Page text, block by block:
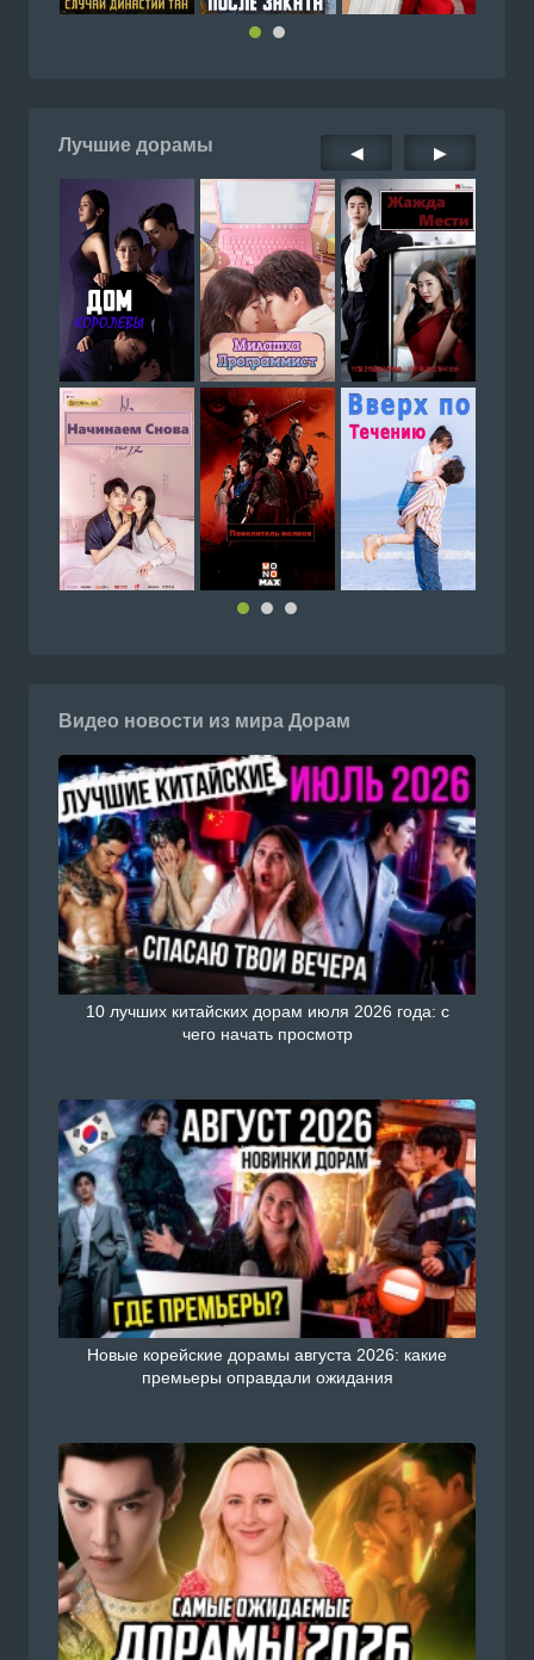
Лучшие дорамы ◀ ▶
Видео новости из мира Дорам
10 лучших китайских дорам июля 2026 года: с
чего начать просмотр
Новые корейские дорамы августа 2026: какие
премьеры оправдали ожидания